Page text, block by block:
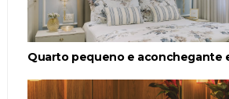
Quarto pequeno e aconchegante